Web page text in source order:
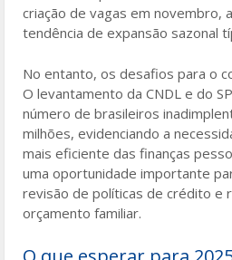
criação de vagas em novembro,
tendência de expansão sazonal
No entanto, os desafios para o
O levantamento da CNDL e do
número de brasileiros
milhões, evidenciando a
mais eficiente das finanças
uma oportunidade importante
revisão de políticas de crédito e
orçamento familiar.